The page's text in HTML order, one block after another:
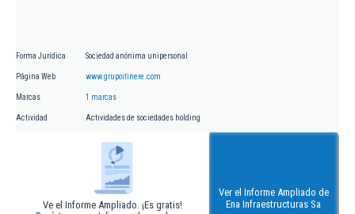
Forma Jurídica Sociedad anónima unipersonal
Página Web www.grupoitinere.com
Marcas 1 marcas
Actividad Actividades de sociedades holding
Ve el Informe Ampliado. ¡Es gratis!
Ver el Informe Ampliado de
Ena Infraestructuras Sa